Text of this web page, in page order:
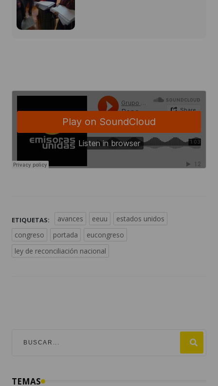
ETIQUETAS: avances eeuu
estados unidos
congreso
portada
eucongreso
ley de reconciliación nacional
TEMAS